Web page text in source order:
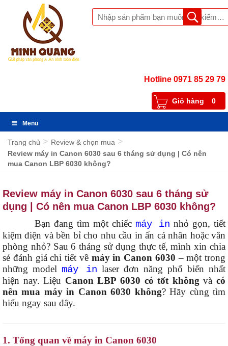
Hotline 0971 85 29 79
Giỏ hàng 0
Menu
Trang chủ > Review & chọn mua >
Review máy in Canon 6030 sau 6 tháng sử dụng | Có nên
mua Canon LBP 6030 không?
Review máy in Canon 6030 sau 6 tháng sử
dụng | Có nên mua Canon LBP 6030 không?
Bạn đang tìm một chiếc máy in nhỏ gọn, tiết
kiệm điện và bền bỉ cho nhu cầu in ấn cá nhân hoặc văn
phòng nhỏ? Sau 6 tháng sử dụng thực tế, mình xin chia
sẻ đánh giá chi tiết về máy in Canon 6030 – một trong
những model máy in laser đơn năng phổ biến nhất
hiện nay. Liệu Canon LBP 6030 có tốt không vàcó
nên mua máy in Canon 6030 không? Hãy cùng tìm
hiểu ngay sau đây.
1. Tổng quan về máy in Canon 6030